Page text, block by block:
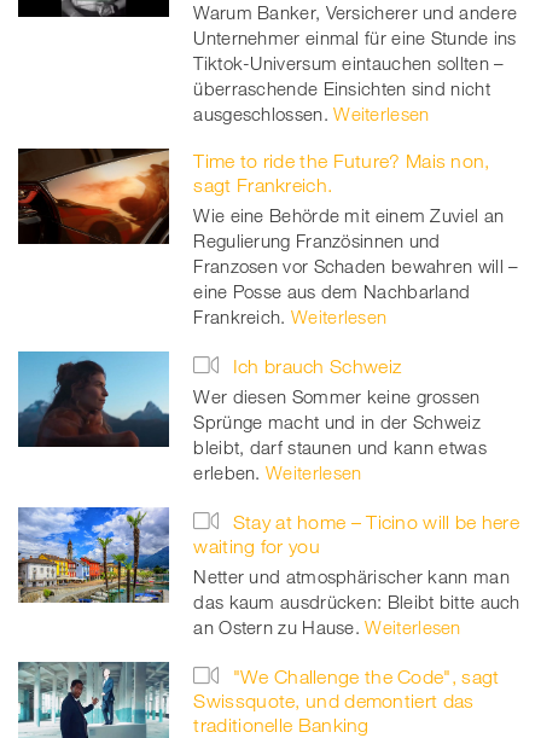
Warum Banker, Versicherer und andere
Unternehmer einmal für eine Stunde ins
Tiktok-Universum eintauchen sollten –
überraschende Einsichten sind nicht
ausgeschlossen. Weiterlesen
Time to ride the Future? Mais non,
sagt Frankreich.
Wie eine Behörde mit einem Zuviel an
Regulierung Französinnen und
Franzosen vor Schaden bewahren will –
eine Posse aus dem Nachbarland
Frankreich. Weiterlesen
Ich brauch Schweiz
Wer diesen Sommer keine grossen
Sprünge macht und in der Schweiz
bleibt, darf staunen und kann etwas
erleben. Weiterlesen
Stay at home – Ticino will be here
waiting for you
Netter und atmosphärischer kann man
das kaum ausdrücken: Bleibt bitte auch
an Ostern zu Hause. Weiterlesen
"We Challenge the Code", sagt
Swissquote, und demontiert das
traditionelle Banking